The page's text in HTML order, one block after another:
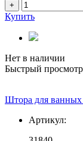
+
Купить
Нет в наличии
Быстрый просмотр
Штора для
Артикул: